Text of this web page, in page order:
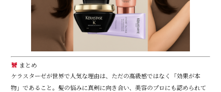
まとめ
ケラスターゼが世界で人気な理由は、ただの高級感ではなく「効果が本
物」であること。髪の悩みに真剣に向き合い、美容のプロにも認められて